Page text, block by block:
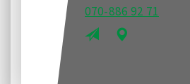
070-886 92 71